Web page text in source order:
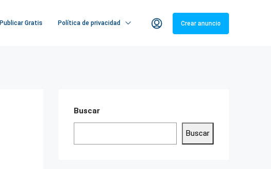
Publicar Gratis Política de privacidad Crear anuncio
Buscar
Buscar